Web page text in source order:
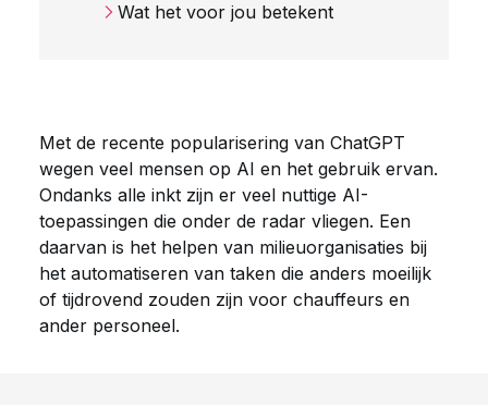
Wat het voor jou betekent
Met de recente popularisering van ChatGPT
wegen veel mensen op AI en het gebruik ervan.
Ondanks alle inkt zijn er veel nuttige AI-
toepassingen die onder de radar vliegen. Een
daarvan is het helpen van milieuorganisaties bij
het automatiseren van taken die anders moeilijk
of tijdrovend zouden zijn voor chauffeurs en
ander personeel.